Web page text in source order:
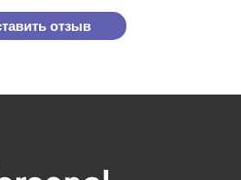
отзыв